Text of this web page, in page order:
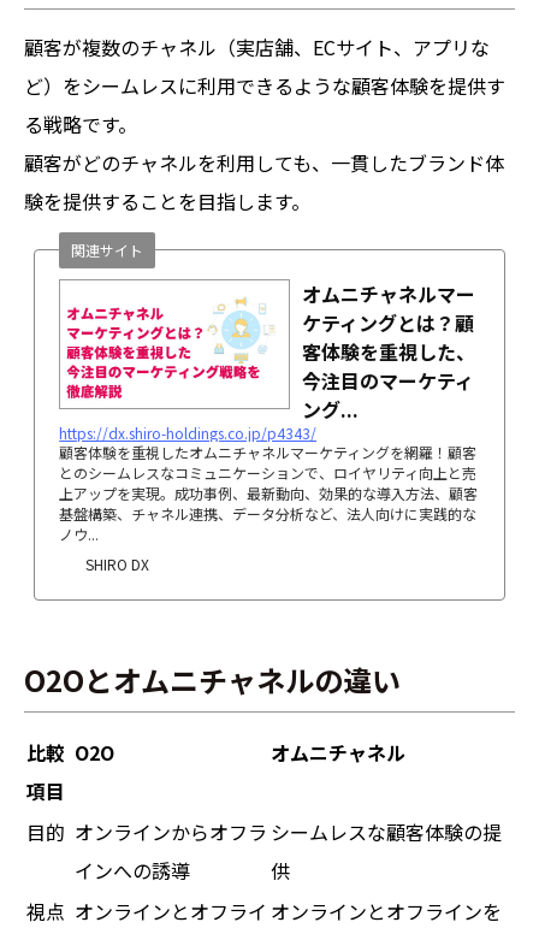
顧客が複数のチャネル（実店舗、ECサイト、アプリな
ど）をシームレスに利用できるような顧客体験を提供す
る戦略です。
顧客がどのチャネルを利用しても、一貫したブランド体
験を提供することを目指します。
オムニチャネルマー
ケティングとは？顧
客体験を重視した、
今注目のマーケティ
ング...
https://dx.shiro-holdings.co.jp/p4343/
顧客体験を重視したオムニチャネルマーケティングを網羅！顧客
とのシームレスなコミュニケーションで、ロイヤリティ向上と売
上アップを実現。成功事例、最新動向、効果的な導入方法、顧客
基盤構築、チャネル連携、データ分析など、法人向けに実践的な
ノウ...
SHIRO DX
関連サイト
O2Oとオムニチャネルの違い
比較
項目
O2O オムニチャネル
目的 オンラインからオフラ
インへの誘導
シームレスな顧客体験の提
供
視点 オンラインとオフライ オンラインとオフラインを